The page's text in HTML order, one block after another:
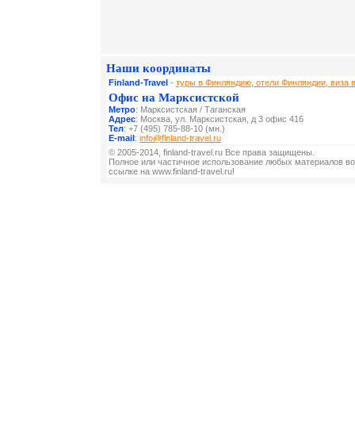
Наши координаты
Finland-Travel - туры в Финляндию, отели Финляндии, виза
Офис на Марксистской
Метро: Марксистская / Таганская
Адрес: Москва, ул. Марксистская, д 3 офис 416
Тел: +7 (495) 785-88-10 (мн.)
E-mail: info@finland-travel.ru
© 2005-2014, finland-travel.ru Все права защищены.
Полное или частичное использование любых материалов
ссылке на www.finland-travel.ru!